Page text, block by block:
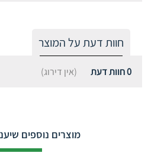
חוות דעת על המוצר
0חוות דעת (אין דירוג)
מוצרים נוספים